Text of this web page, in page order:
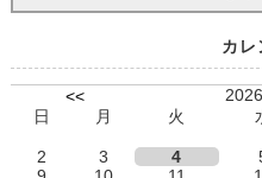
カレ
<<
日
月 火
2
3 4